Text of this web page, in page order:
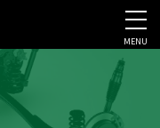
会社案内・採用・IR
MENU